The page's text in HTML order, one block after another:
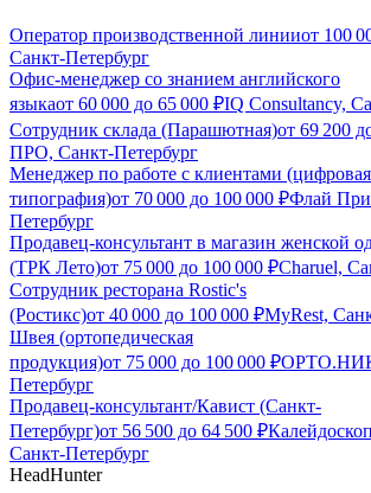
Оператор производственной линииот 100
Санкт-Петербург
Офис-менеджер со знанием английского
языкаот 60 000 до 65 000 ₽IQ Consultancy,
Сотрудник склада (Парашютная)от 69 200
ПРО, Санкт-Петербург
Менеджер по работе с клиентами (цифровая
типография)от 70 000 до 100 000 ₽Флай
Петербург
Продавец-консультант в магазин женской
(ТРК Лето)от 75 000 до 100 000 ₽Charuel,
Сотрудник ресторана Rostic's
(Ростикс)от 40 000 до 100 000 ₽MyRest,
Швея (ортопедическая
продукция)от 75 000 до 100 000 ₽
Петербург
Продавец-консультант/Кавист (Санкт-
Петербург)от 56 500 до 64 500 ₽
Санкт-Петербург
HeadHunter